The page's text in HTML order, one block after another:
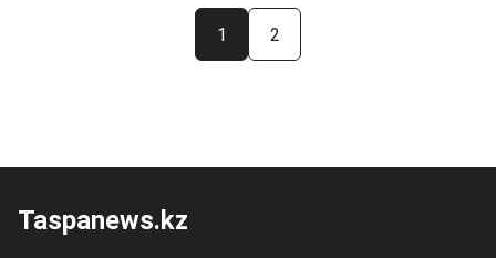
1 2
Taspanews.kz